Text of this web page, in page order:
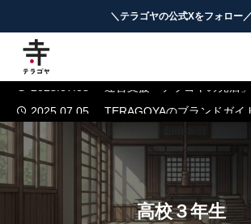
＼テラゴヤの公式Xをフォロー／
2025.07.04
テラゴヤ正式公開のお知ら
2024.01.23
2025.07.08
運営支援「テラゴヤの売店
TERAGOYAのブランドガイ
2025.07.04
2024.01.23
テラゴヤβ版公開のお知らせ
2025.07.08
運営支援「テラゴヤの売店」
2025.07.05
TERAGOYAのブランドガイ
高校３年生
はじめての方へ
教育ニュースまとめ
ヨミモノ・特集
マナビ・学習攻略